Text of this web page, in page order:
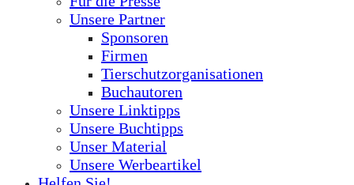
Unsere Partner
Sponsoren
Firmen
Tierschutzorganisationen
Buchautoren
Unsere Linktipps
Unsere Buchtipps
Unser Material
Unsere Werbeartikel